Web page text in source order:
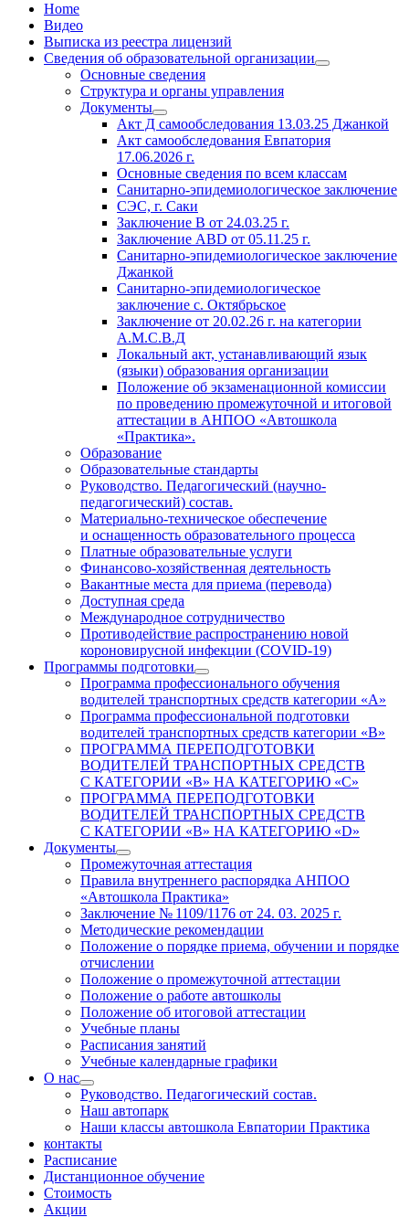
Home
Видео
Выписка из реестра лицензий
Сведения об образовательной организации
Основные сведения
Структура и органы управления
Документы
Акт Д самообследования 13.03.25 Джанкой
Акт самообследования Евпатория
17.06.2026 г.
Основные сведения по всем классам
Санитарно-эпидемиологическое заключение
СЭС, г. Саки
Заключение В от 24.03.25 г.
Заключение АВD от 05.11.25 г.
Санитарно-эпидемиологическое заключение
Джанкой
Санитарно-эпидемиологическое
заключение с. Октябрьское
Заключение от 20.02.26 г. на категории
А.М.С.В.Д
Локальный акт, устанавливающий язык
(языки) образования организации
Положение об экзаменационной комиссии
по проведению промежуточной и итоговой
аттестации в АНПОО «Автошкола
«Практика».
Образование
Образовательные стандарты
Руководство. Педагогический (научно-
педагогический) состав.
Материально-техническое обеспечение
и оснащенность образовательного процесса
Платные образовательные услуги
Финансово-хозяйственная деятельность
Вакантные места для приема (перевода)
Доступная среда
Международное сотрудничество
Противодействие распространению новой
короновирусной инфекции (COVID-19)
Программы подготовки
Программа профессионального обучения
водителей транспортных средств категории «А»
Программа профессиональной подготовки
водителей транспортных средств категории «В»
ПРОГРАММА ПЕРЕПОДГОТОВКИ
ВОДИТЕЛЕЙ ТРАНСПОРТНЫХ СРЕДСТВ
С КАТЕГОРИИ «B» НА КАТЕГОРИЮ «C»
ПРОГРАММА ПЕРЕПОДГОТОВКИ
ВОДИТЕЛЕЙ ТРАНСПОРТНЫХ СРЕДСТВ
С КАТЕГОРИИ «B» НА КАТЕГОРИЮ «D»
Документы
Промежуточная аттестация
Правила внутреннего распорядка АНПОО
«Автошкола Практика»
Заключение № 1109/1176 от 24. 03. 2025 г.
Методические рекомендации
Положение о порядке приема, обучении и порядке
отчислении
Положение о промежуточной аттестации
Положение о работе автошколы
Положение об итоговой аттестации
Учебные планы
Расписания занятий
Учебные календарные графики
О нас
Руководство. Педагогический состав.
Наш автопарк
Наши классы автошкола Евпатории Практика
контакты
Расписание
Дистанционное обучение
Стоимость
Акции